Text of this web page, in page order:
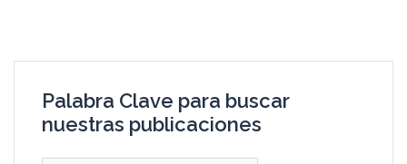
Palabra Clave para buscar
nuestras publicaciones